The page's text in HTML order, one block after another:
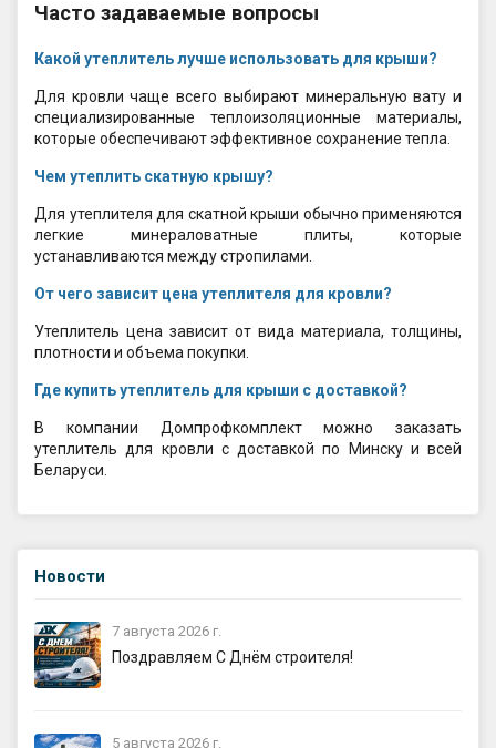
Новости
7 августа 2026 г.
Поздравляем С Днём строителя!
5 августа 2026 г.
Часто задаваемые вопросы
Какой утеплитель лучше использовать для крыши?
Для кровли чаще всего выбирают минеральную вату и
специализированные теплоизоляционные материалы,
которые обеспечивают эффективное сохранение тепла.
Чем утеплить скатную крышу?
Для утеплителя для скатной крыши обычно применяются
легкие минераловатные плиты, которые
устанавливаются между стропилами.
От чего зависит цена утеплителя для кровли?
Утеплитель цена зависит от вида материала, толщины,
плотности и объема покупки.
Где купить утеплитель для крыши с доставкой?
В компании Домпрофкомплект можно заказать
утеплитель для кровли с доставкой по Минску и всей
Беларуси.